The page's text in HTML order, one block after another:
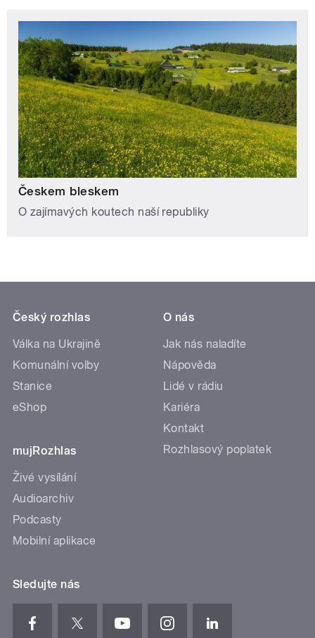
Českem bleskem
O zajímavých koutech naší republiky
Český rozhlas
Válka na Ukrajině
Komunální volby
Stanice
eShop
mujRozhlas
Živé vysílání
Audioarchiv
Podcasty
Mobilní aplikace
O nás
Jak nás naladíte
Nápověda
Lidé v rádiu
Kariéra
Kontakt
Rozhlasový poplatek
Sledujte nás